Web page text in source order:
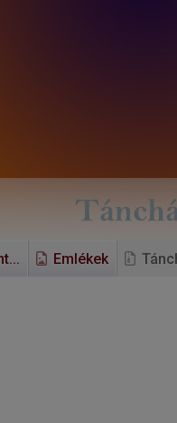
Emlékek